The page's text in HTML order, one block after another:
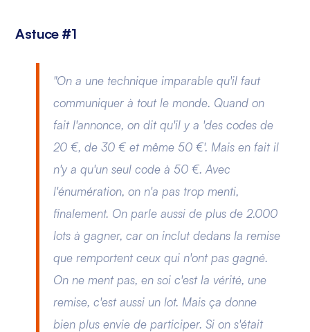
Astuce #1
"On a une technique imparable qu'il faut
communiquer à tout le monde. Quand on
fait l'annonce, on dit qu'il y a 'des codes de
20 €, de 30 € et même 50 €'. Mais en fait il
n'y a qu'un seul code à 50 €. Avec
l'énumération, on n'a pas trop menti,
finalement. On parle aussi de plus de 2.000
lots à gagner, car on inclut dedans la remise
que remportent ceux qui n'ont pas gagné.
On ne ment pas, en soi c'est la vérité, une
remise, c'est aussi un lot. Mais ça donne
bien plus envie de participer. Si on s'était